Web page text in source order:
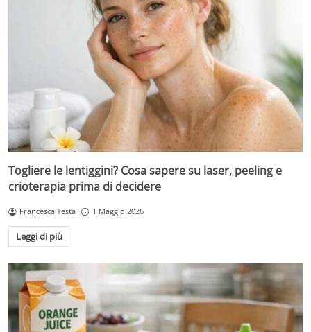
Togliere le lentiggini? Cosa sapere su laser, peeling e
crioterapia prima di decidere
Francesca Testa 1 Maggio 2026
Leggi di più